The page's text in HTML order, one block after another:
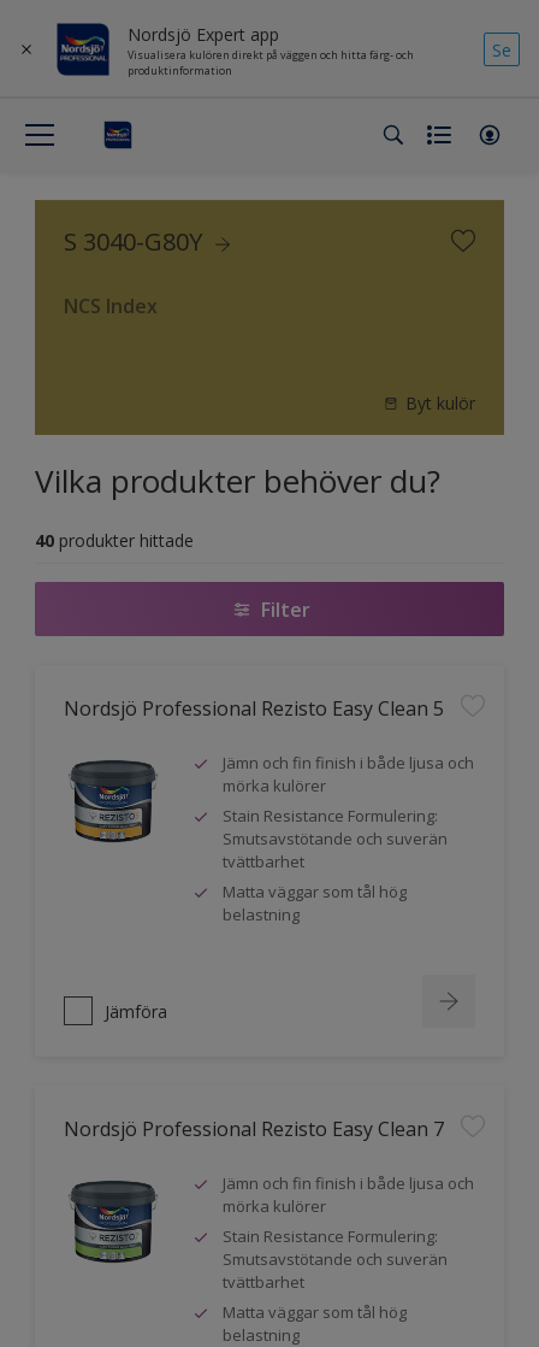
Nordsjö Expert app
Visualisera kulören direkt på väggen och hitta färg- och
produktinformation
Se
S 3040-G80Y
NCS Index
Byt kulör
Vilka produkter behöver du?
40 produkter hittade
Filter
Nordsjö Professional Rezisto Easy Clean 5
Jämn och fin finish i både ljusa och
mörka kulörer
Stain Resistance Formulering:
Smutsavstötande och suverän
tvättbarhet
Matta väggar som tål hög
belastning
Jämföra
Nordsjö Professional Rezisto Easy Clean 7
Jämn och fin finish i både ljusa och
mörka kulörer
Stain Resistance Formulering:
Smutsavstötande och suverän
tvättbarhet
Matta väggar som tål hög
belastning